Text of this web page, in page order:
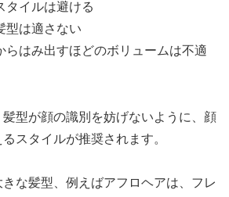
タイルは避ける
型は適さない
らはみ出すほどのボリュームは不適
型が顔の識別を妨げないように、顔
スタイルが推奨されます。
な髪型、例えばアフロヘアは、フレ